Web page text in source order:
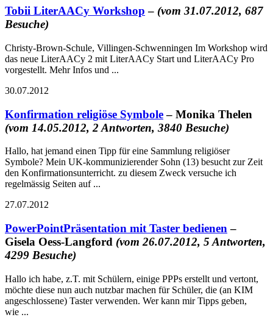
Tobii LiterAACy Workshop – (vom 31.07.2012, 687
Besuche)
Christy-Brown-Schule, Villingen-Schwenningen Im Workshop wird
das neue LiterAACy 2 mit LiterAACy Start und LiterAACy Pro
vorgestellt. Mehr Infos und ...
30.07.2012
Konfirmation religiöse Symbole– Monika Thelen
(vom 14.05.2012, 2 Antworten, 3840 Besuche)
Hallo, hat jemand einen Tipp für eine Sammlung religiöser
Symbole? Mein UK-kommunizierender Sohn (13) besucht zur Zeit
den Konfirmationsunterricht. zu diesem Zweck versuche ich
regelmässig Seiten auf ...
27.07.2012
PowerPointPräsentation mit Taster bedienen –
Gisela Oess-Langford (vom 26.07.2012, 5 Antworten,
4299 Besuche)
Hallo ich habe, z.T. mit Schülern, einige PPPs erstellt und vertont,
möchte diese nun auch nutzbar machen für Schüler, die (an KIM
angeschlossene) Taster verwenden. Wer kann mir Tipps geben,
wie ...